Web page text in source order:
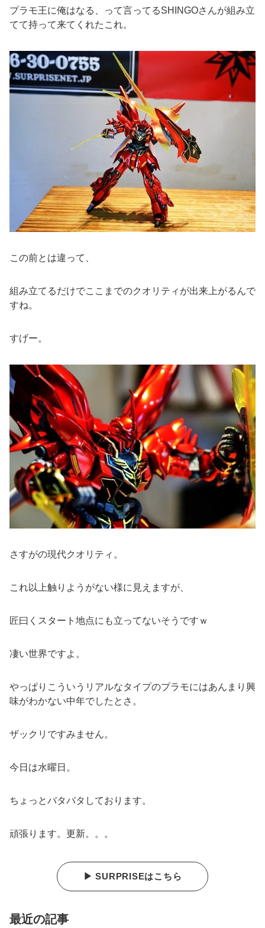
プラモ王に俺はなる、って言ってるSHINGOさんが組み立
てて持って来てくれたこれ。
この前とは違って、
組み立てるだけでここまでのクオリティが出来上がるんで
すね。
すげー。
さすがの現代クオリティ。
これ以上触りようがない様に見えますが、
匠曰くスタート地点にも立ってないそうですｗ
凄い世界ですよ。
やっぱりこういうリアルなタイプのプラモにはあんまり興
味がわかない中年でしたとさ。
ザックリですみません。
今日は水曜日。
ちょっとバタバタしております。
頑張ります。更新。。。
▶ SURPRISEはこちら
最近の記事